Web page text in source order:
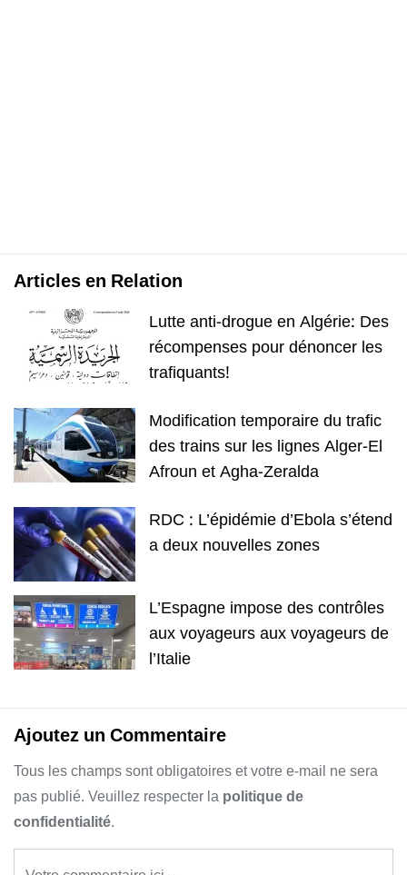
Articles en Relation
Lutte anti-drogue en Algérie: Des
récompenses pour dénoncer les
trafiquants!
Modification temporaire du trafic
des trains sur les lignes Alger-El
Afroun et Agha-Zeralda
RDC : L’épidémie d’Ebola s’étend
a deux nouvelles zones
L’Espagne impose des contrôles
aux voyageurs aux voyageurs de
l’Italie
Ajoutez un Commentaire
Tous les champs sont obligatoires et votre e-mail ne sera
pas publié. Veuillez respecter lapolitique de
confidentialité.